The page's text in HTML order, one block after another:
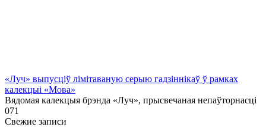
«Луч» выпусціў лiмiтаваную серыю гадзіннікаў ў рамках
калекцыі «Мова»
Вядомая калекцыя брэнда «Луч», прысвечаная непаўторнасці
071
Свежие записи